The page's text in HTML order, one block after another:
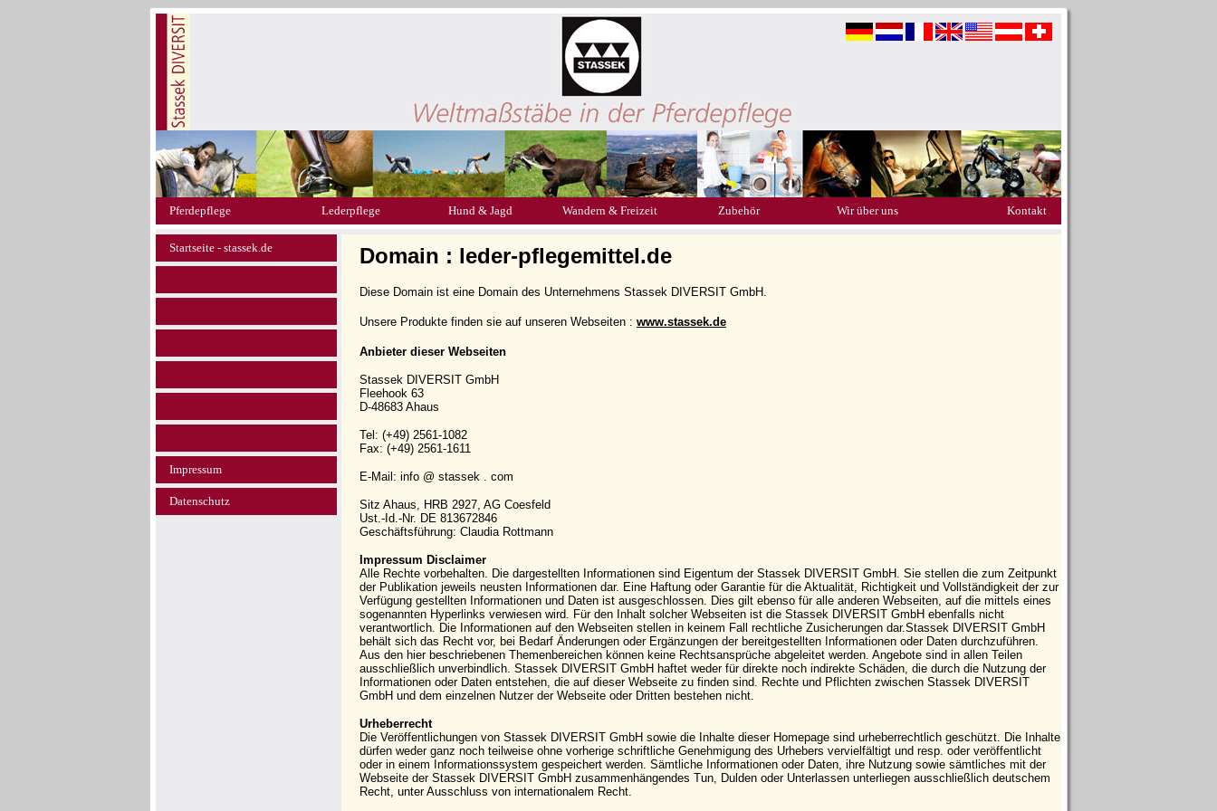
Pferdepflege Lederpflege Hund & Jagd Wandern & Freizeit Zubehör Wir über uns Kontakt
Startseite - stassek.de
Impressum
Datenschutz
Domain : leder-pflegemittel.de
Diese Domain ist eine Domain des Unternehmens Stassek DIVERSIT GmbH.
Unsere Produkte finden sie auf unseren Webseiten : www.stassek.de
Anbieter dieser Webseiten
Stassek DIVERSIT GmbH
Fleehook 63
D-48683 Ahaus
Tel: (+49) 2561-1082
Fax: (+49) 2561-1611
E-Mail: info @ stassek . com
Sitz Ahaus, HRB 2927, AG Coesfeld
Ust.-Id.-Nr. DE 813672846
Geschäftsführung: Claudia Rottmann
Impressum Disclaimer
Alle Rechte vorbehalten. Die dargestellten Informationen sind Eigentum der Stassek DIVERSIT GmbH. Sie stellen die zum Zeitpunkt
der Publikation jeweils neusten Informationen dar. Eine Haftung oder Garantie für die Aktualität, Richtigkeit und Vollständigkeit der zur
Verfügung gestellten Informationen und Daten ist ausgeschlossen. Dies gilt ebenso für alle anderen Webseiten, auf die mittels eines
sogenannten Hyperlinks verwiesen wird. Für den Inhalt solcher Webseiten ist die Stassek DIVERSIT GmbH ebenfalls nicht
verantwortlich. Die Informationen auf den Webseiten stellen in keinem Fall rechtliche Zusicherungen dar.Stassek DIVERSIT GmbH
behält sich das Recht vor, bei Bedarf Änderungen oder Ergänzungen der bereitgestellten Informationen oder Daten durchzuführen.
Aus den hier beschriebenen Themenbereichen können keine Rechtsansprüche abgeleitet werden. Angebote sind in allen Teilen
ausschließlich unverbindlich. Stassek DIVERSIT GmbH haftet weder für direkte noch indirekte Schäden, die durch die Nutzung der
Informationen oder Daten entstehen, die auf dieser Webseite zu finden sind. Rechte und Pflichten zwischen Stassek DIVERSIT
GmbH und dem einzelnen Nutzer der Webseite oder Dritten bestehen nicht.
Urheberrecht
Die Veröffentlichungen von Stassek DIVERSIT GmbH sowie die Inhalte dieser Homepage sind urheberrechtlich geschützt. Die Inhalte
dürfen weder ganz noch teilweise ohne vorherige schriftliche Genehmigung des Urhebers vervielfältigt und resp. oder veröffentlicht
oder in einem Informationssystem gespeichert werden. Sämtliche Informationen oder Daten, ihre Nutzung sowie sämtliches mit der
Webseite der Stassek DIVERSIT GmbH zusammenhängendes Tun, Dulden oder Unterlassen unterliegen ausschließlich deutschem
Recht, unter Ausschluss von internationalem Recht.